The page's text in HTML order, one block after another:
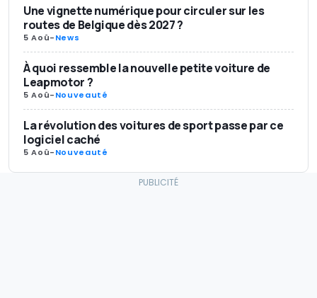
Une vignette numérique pour circuler sur les
routes de Belgique dès 2027 ?
5 Aoû-News
À quoi ressemble la nouvelle petite voiture de
Leapmotor ?
5 Aoû-Nouveauté
La révolution des voitures de sport passe par ce
logiciel caché
5 Aoû-Nouveauté